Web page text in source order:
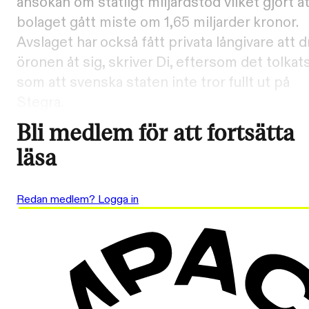
bolaget gått miste om 1,65 miljarder kronor.
Avslaget har också fått privata långivare att
öronen åt sig, skriver Di, eftersom det
som att svenska staten inte tror fullt ut på
Bli medlem för att fortsätta
läsa
Redan medlem? Logga in